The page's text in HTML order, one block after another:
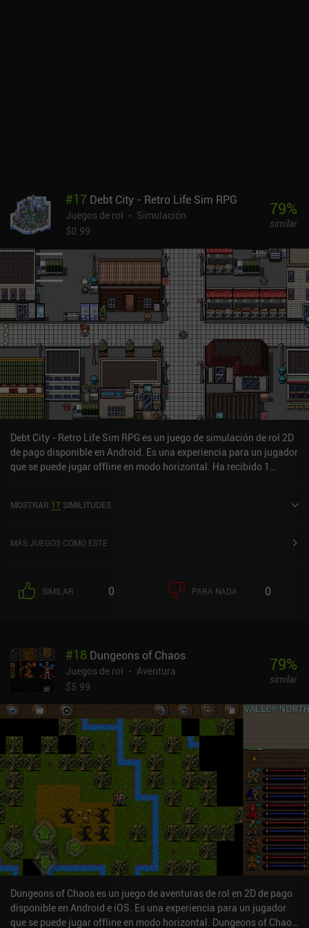
desde su lanzamiento en 2015, el juego está ligeramente
anticuado a estas alturas, y hay muchos RPG menos caros con
menos grind y más pulidos en el mercado.
#17 Debt City - Retro Life Sim RPG
Juegos de rol
Simulación
$0.99
79%
similar
Debt City - Retro Life Sim RPG es un juego de simulación de rol 2D
de pago disponible en Android. Es una experiencia para un jugador
que se puede jugar offline en modo horizontal. Ha recibido 1
valoración actual de 4 sobre 5,0 en Google Play.
MOSTRAR 17 SIMILITUDES
MÁS JUEGOS COMO ESTE
SIMILAR 0 PARA NADA 0
#18 Dungeons of Chaos
Juegos de rol
Aventura
$5.99
79%
similar
Dungeons of Chaos es un juego de aventuras de rol en 2D de pago
disponible en Android e iOS. Es una experiencia para un jugador
que se puede jugar offline en modo horizontal. Dungeons of Chaos